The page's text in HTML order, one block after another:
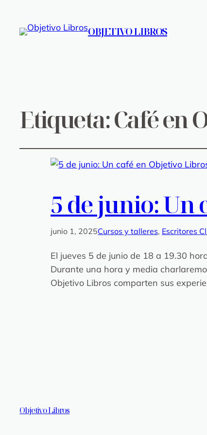
OBJETIVO LIBROS
Etiqueta:Café en
5 de junio: Un
junio 1, 2025Cursos y talleres, Escritores
El jueves 5 de junio de 18 a 19.30
Durante una hora y media
Objetivo Libros comparten sus
Objetivo Libros